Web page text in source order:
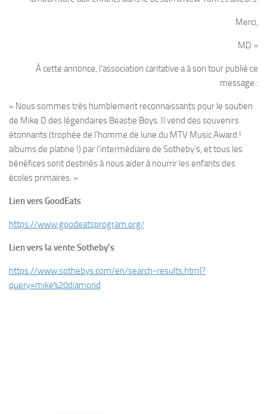
Merci,
MD »
À cette annonce, l’association caritative a à son tour publié ce
message :
« Nous sommes très humblement reconnaissants pour le soutien
de Mike D des légendaires Beastie Boys. Il vend des souvenirs
étonnants (trophée de l’homme de lune du MTV Music Award !
albums de platine !) par l’intermédiaire de Sotheby’s, et tous les
bénéfices sont destinés à nous aider à nourrir les enfants des
écoles primaires. »
Lien vers GoodEats
https://www.goodeatsprogram.org/
Lien vers la vente Sotheby’s
https://www.sothebys.com/en/search-results.html?
query=mike%20diamond